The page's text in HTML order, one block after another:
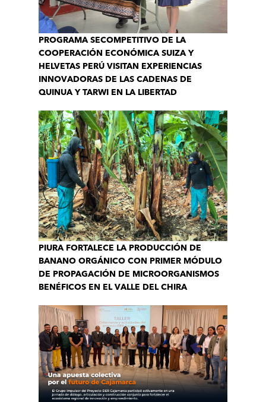
PROGRAMA SECOMPETITIVO DE LA
COOPERACIÓN ECONÓMICA SUIZA Y
HELVETAS PERÚ VISITAN EXPERIENCIAS
INNOVADORAS DE LAS CADENAS DE
QUINUA Y TARWI EN LA LIBERTAD
PIURA FORTALECE LA PRODUCCIÓN DE
BANANO ORGÁNICO CON PRIMER MÓDULO
DE PROPAGACIÓN DE MICROORGANISMOS
BENÉFICOS EN EL VALLE DEL CHIRA